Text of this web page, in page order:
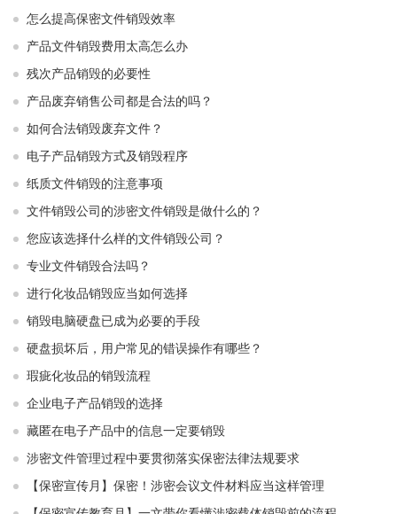
怎么提高保密文件销毁效率
产品文件销毁费用太高怎么办
残次产品销毁的必要性
产品废弃销售公司都是合法的吗？
如何合法销毁废弃文件？
电子产品销毁方式及销毁程序
纸质文件销毁的注意事项
文件销毁公司的涉密文件销毁是做什么的？
您应该选择什么样的文件销毁公司？
专业文件销毁合法吗？
进行化妆品销毁应当如何选择
销毁电脑硬盘已成为必要的手段
硬盘损坏后，用户常见的错误操作有哪些？
瑕疵化妆品的销毁流程
企业电子产品销毁的选择
藏匿在电子产品中的信息一定要销毁
涉密文件管理过程中要贯彻落实保密法律法规要求
【保密宣传月】保密！涉密会议文件材料应当这样管理